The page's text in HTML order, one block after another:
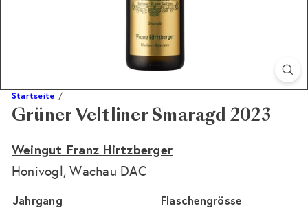
Startseite
Grüner Veltliner Smaragd 2023
Weingut Franz Hirtzberger
Honivogl, Wachau DAC
Flaschengrösse
Jahrgang